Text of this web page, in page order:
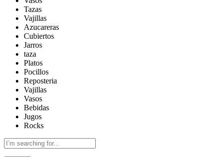
Tazas
Vajillas
Azucareras
Cubiertos
Jarros
taza
Platos
Pocillos
Reposteria
Vajillas
Vasos
Bebidas
Jugos
Rocks